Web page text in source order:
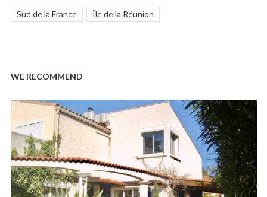
Sud de la France Île de la Réunion
WE RECOMMEND